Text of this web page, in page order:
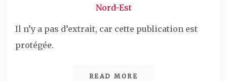
Nord-Est
Il n’y a pas d’extrait, car cette publication est
protégée.
READ MORE